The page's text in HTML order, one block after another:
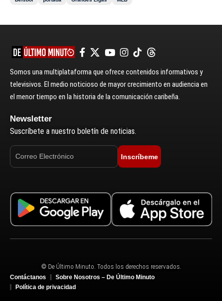
Somos una multiplataforma que ofrece contenidos informativos y
televisivos. El medio noticioso de mayor crecimiento en audiencia en
el menor tiempo en la historia de la comunicación caribeña.
Newsletter
Suscríbete a nuestro boletín de noticias.
Inscríbeme
© De Último Minuto. Todos los derechos reservados.
Contáctanos
Sobre Nosotros – De Último Minuto
Política de privacidad